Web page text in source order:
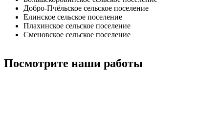
Добро-Пчёльское сельское поселение
Елинское сельское поселение
Плахинское сельское поселение
Сменовское сельское поселение
Посмотрите наши работы